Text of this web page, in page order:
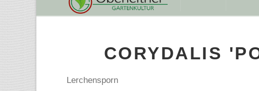
REINHARD
FEBRUAR 16, 2025
CORYDALIS
Lerchensporn